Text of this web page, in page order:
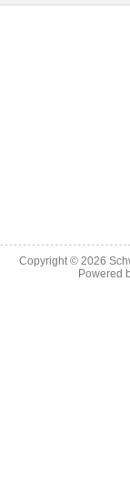
Copyright © 2026
Powered